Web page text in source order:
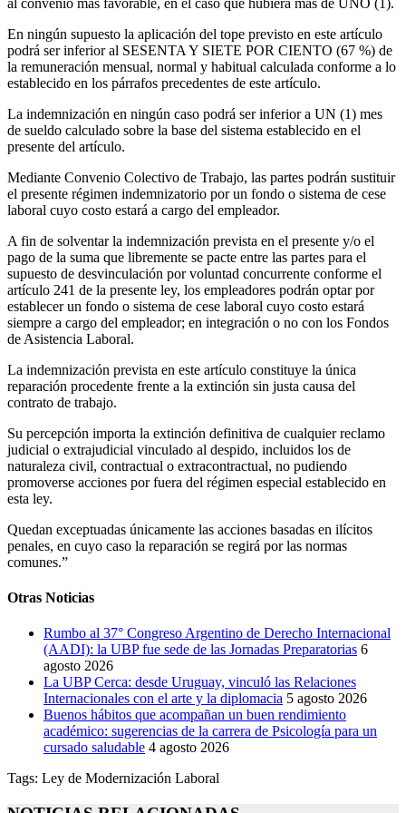
En ningún supuesto la aplicación del tope previsto en este artículo
podrá ser inferior al SESENTA Y SIETE POR CIENTO (67 %) de
la remuneración mensual, normal y habitual calculada conforme a lo
establecido en los párrafos precedentes de este artículo.
La indemnización en ningún caso podrá ser inferior a UN (1) mes
de sueldo calculado sobre la base del sistema establecido en el
presente del artículo.
Mediante Convenio Colectivo de Trabajo, las partes podrán sustituir
el presente régimen indemnizatorio por un fondo o sistema de cese
laboral cuyo costo estará a cargo del empleador.
A fin de solventar la indemnización prevista en el presente y/o el
pago de la suma que libremente se pacte entre las partes para el
supuesto de desvinculación por voluntad concurrente conforme el
artículo 241 de la presente ley, los empleadores podrán optar por
establecer un fondo o sistema de cese laboral cuyo costo estará
siempre a cargo del empleador; en integración o no con los Fondos
de Asistencia Laboral.
La indemnización prevista en este artículo constituye la única
reparación procedente frente a la extinción sin justa causa del
contrato de trabajo.
Su percepción importa la extinción definitiva de cualquier reclamo
judicial o extrajudicial vinculado al despido, incluidos los de
naturaleza civil, contractual o extracontractual, no pudiendo
promoverse acciones por fuera del régimen especial establecido en
esta ley.
Quedan exceptuadas únicamente las acciones basadas en ilícitos
penales, en cuyo caso la reparación se regirá por las normas
comunes.”
Otras Noticias
Rumbo al 37° Congreso Argentino de Derecho Internacional
(AADI): la UBP fue sede de las Jornadas Preparatorias 6
agosto 2026
La UBP Cerca: desde Uruguay, vinculó las Relaciones
Internacionales con el arte y la diplomacia 5 agosto 2026
Buenos hábitos que acompañan un buen rendimiento
académico: sugerencias de la carrera de Psicología para un
cursado saludable 4 agosto 2026
Tags: Ley de Modernización Laboral